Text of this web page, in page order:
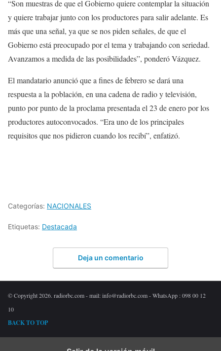
“Son muestras de que el Gobierno quiere contemplar la situación
y quiere trabajar junto con los productores para salir adelante. Es
más que una señal, ya que se nos piden señales, de que el
Gobierno está preocupado por el tema y trabajando con seriedad.
Avanzamos a medida de las posibilidades”, ponderó Vázquez.
El mandatario anunció que a fines de febrero se dará una
respuesta a la población, en una cadena de radio y televisión,
punto por punto de la proclama presentada el 23 de enero por los
productores autoconvocados. “Era uno de los principales
requisitos que nos pidieron cuando los recibí”, enfatizó.
Categorías: NACIONALES
Etiquetas: Destacada
Deja un comentario
© Copyright 2026. radiorbc.com - mail: info@radiorbc.com - WhatsApp : 098 00 12
10
BACK TO TOP